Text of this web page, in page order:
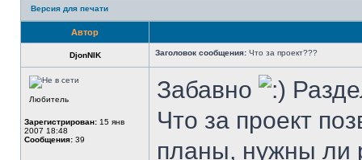
Версия для печати
Автор
DjonNIK Заголовок сообщения: Что за проект???
Любитель
Зарегистрирован: 15 янв
2007 18:48
Сообщения: 39
Забавно
Что за проект
планы, нужны ли